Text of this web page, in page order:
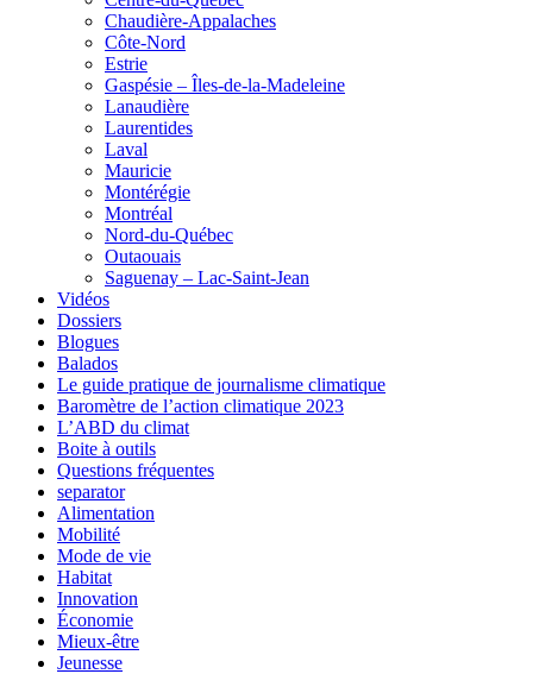
Chaudière-Appalaches
Côte-Nord
Estrie
Gaspésie – Îles-de-la-Madeleine
Lanaudière
Laurentides
Laval
Mauricie
Montérégie
Montréal
Nord-du-Québec
Outaouais
Saguenay – Lac-Saint-Jean
Vidéos
Dossiers
Blogues
Balados
Le guide pratique de journalisme climatique
Baromètre de l’action climatique 2023
L’ABD du climat
Boite à outils
Questions fréquentes
separator
Alimentation
Mobilité
Mode de vie
Habitat
Innovation
Économie
Mieux-être
Jeunesse